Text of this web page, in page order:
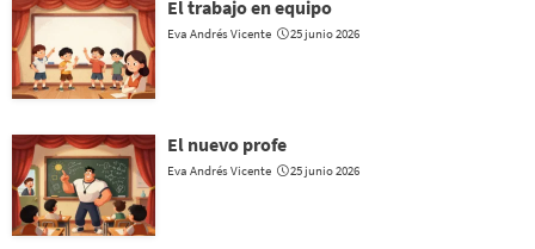
El trabajo en equipo
Eva Andrés Vicente 25 junio 2026
El nuevo profe
Eva Andrés Vicente 25 junio 2026